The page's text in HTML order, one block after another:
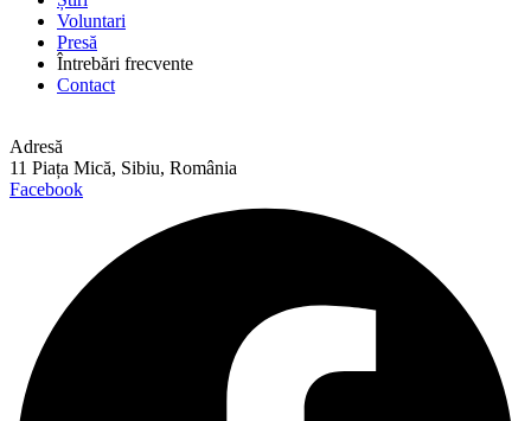
Voluntari
Presă
Întrebări frecvente
Contact
Adresă
11 Piața Mică, Sibiu, România
Facebook